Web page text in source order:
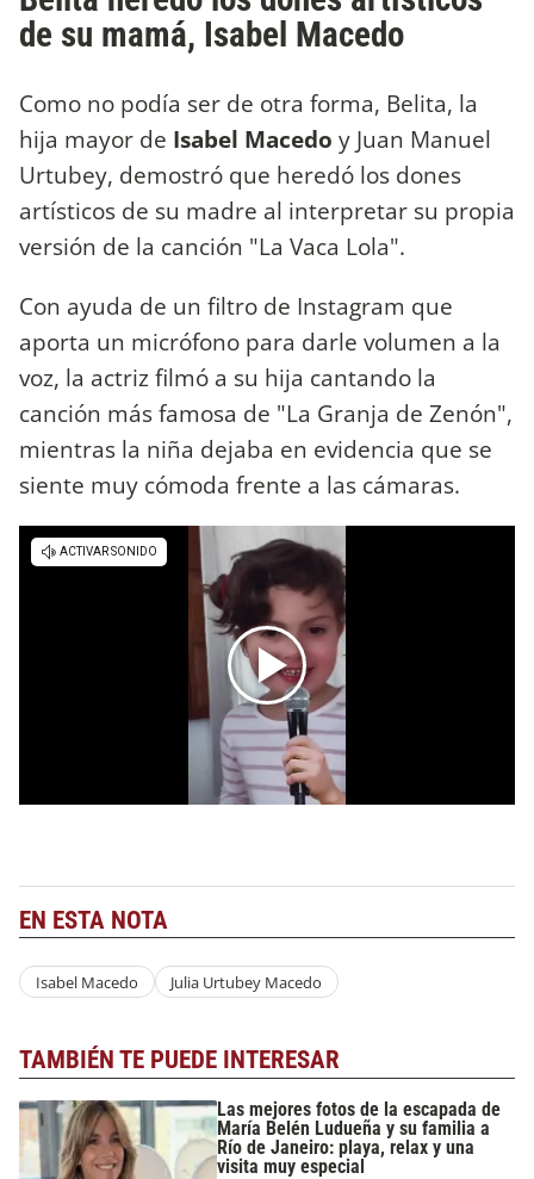
de su mamá, Isabel Macedo
Como no podía ser de otra forma, Belita, la
hija mayor de Isabel Macedo y Juan Manuel
Urtubey, demostró que heredó los dones
artísticos de su madre al interpretar su propia
versión de la canción "La Vaca Lola".
Con ayuda de un filtro de Instagram que
aporta un micrófono para darle volumen a la
voz, la actriz filmó a su hija cantando la
canción más famosa de "La Granja de Zenón",
mientras la niña dejaba en evidencia que se
siente muy cómoda frente a las cámaras.
EN ESTA NOTA
Isabel Macedo Julia Urtubey Macedo
TAMBIÉN TE PUEDE INTERESAR
Las mejores fotos de la escapada de
María Belén Ludueña y su familia a
Río de Janeiro: playa, relax y una
visita muy especial